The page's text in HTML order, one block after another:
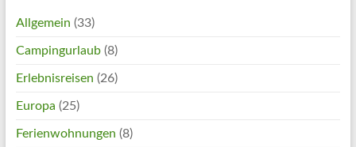
Allgemein (33)
Campingurlaub(8)
Erlebnisreisen (26)
Europa (25)
Ferienwohnungen (8)